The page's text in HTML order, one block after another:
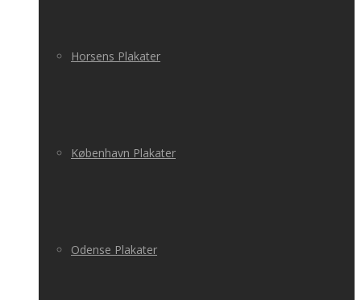
Horsens Plakater
København Plakater
Odense Plakater